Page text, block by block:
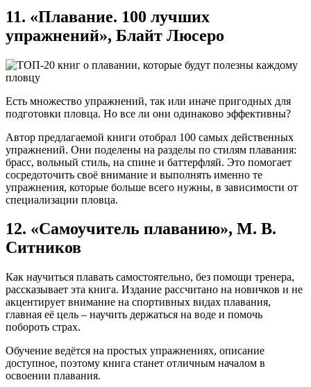
11. «Плавание. 100 лучших
упражнений», Блайт Люсеро
Есть множество упражнений, так или иначе пригодных для
подготовки пловца. Но все ли они одинаково эффективны?
Автор предлагаемой книги отобрал 100 самых действенных
упражнений. Они поделены на разделы по стилям плавания:
брасс, вольный стиль, на спине и баттерфляй. Это помогает
сосредоточить своё внимание и выполнять именно те
упражнения, которые больше всего нужны, в зависимости от
специализации пловца.
12. «Самоучитель плаванию», М. В.
Ситников
Как научиться плавать самостоятельно, без помощи тренера,
рассказывает эта книга. Издание рассчитано на новичков и не
акцентирует внимание на спортивных видах плавания,
главная её цель – научить держаться на воде и помочь
побороть страх.
Обучение ведётся на простых упражнениях, описание
доступное, поэтому книга станет отличным началом в
освоении плавания.